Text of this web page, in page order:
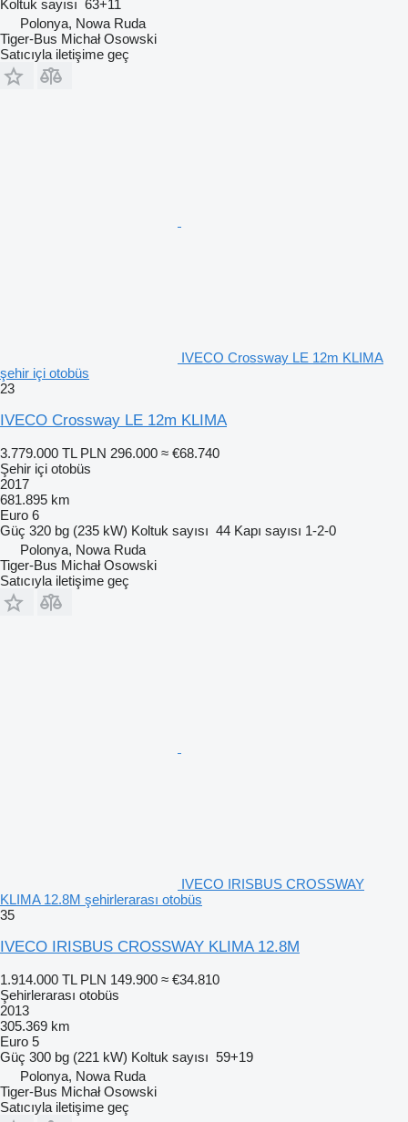
Koltuk sayısı 63+11
Polonya, Nowa Ruda
Tiger-Bus Michał Osowski
Satıcıyla iletişime geç
IVECO Crossway LE 12m KLIMA
şehir içi otobüs
23
IVECO Crossway LE 12m KLIMA
3.779.000 TL PLN 296.000 ≈ €68.740
Şehir içi otobüs
2017
681.895 km
Euro 6
Güç 320 bg (235 kW) Koltuk sayısı 44 Kapı sayısı 1-2-0
Polonya, Nowa Ruda
Tiger-Bus Michał Osowski
Satıcıyla iletişime geç
IVECO IRISBUS CROSSWAY
KLIMA 12.8M şehirlerarası otobüs
35
IVECO IRISBUS CROSSWAY KLIMA 12.8M
1.914.000 TL PLN 149.900 ≈ €34.810
Şehirlerarası otobüs
2013
305.369 km
Euro 5
Güç 300 bg (221 kW) Koltuk sayısı 59+19
Polonya, Nowa Ruda
Tiger-Bus Michał Osowski
Satıcıyla iletişime geç